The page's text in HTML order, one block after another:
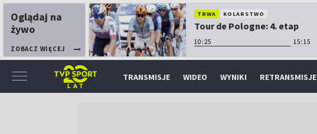
Oglądaj na
żywo
ZOBACZ WIĘCEJ
TRWA KOLARSTWO
Tour de Pologne: 4. etap
10:25 15:15
TRANSMISJE WIDEO WYNIKI RETRANSMISJE